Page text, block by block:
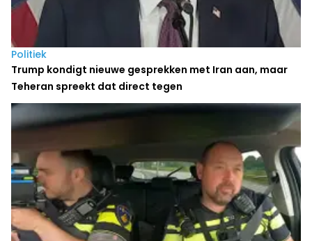
Politiek
Trump kondigt nieuwe gesprekken met Iran aan, maar
Teheran spreekt dat direct tegen